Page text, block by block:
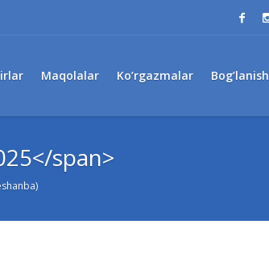
Maqolalar Ko’rgazmalar Bog’lanish
span>